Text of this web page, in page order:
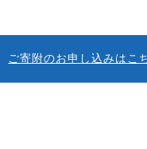
ご寄附のお申し込みはこ